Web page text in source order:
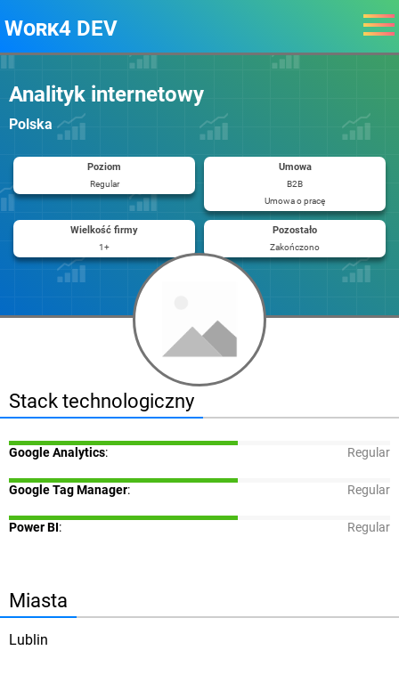
Work4 DEV
Analityk internetowy
Polska
Poziom
Regular
Umowa
B2B
Umowa o pracę
Wielkość firmy
1+
Pozostało
Zakończono
Stack technologiczny
Google Analytics: Regular
Google Tag Manager: Regular
Power BI: Regular
Miasta
Lublin